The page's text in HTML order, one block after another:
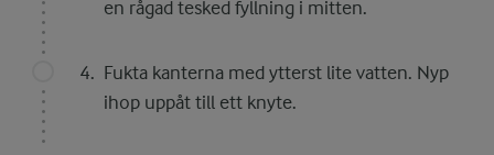
en rågad tesked fyllning i mitten.
Fukta kanterna med ytterst lite vatten. Nyp
ihop uppåt till ett knyte.